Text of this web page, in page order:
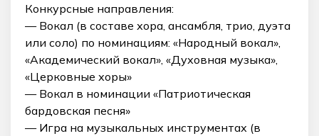
Конкурсные направления:
— Вокал (в составе хора, ансамбля, трио, дуэта
или соло) по номинациям: «Народный вокал»,
«Академический вокал», «Духовная музыка»,
«Церковные хоры»
— Вокал в номинации «Патриотическая
бардовская песня»
— Игра на музыкальных инструментах (в